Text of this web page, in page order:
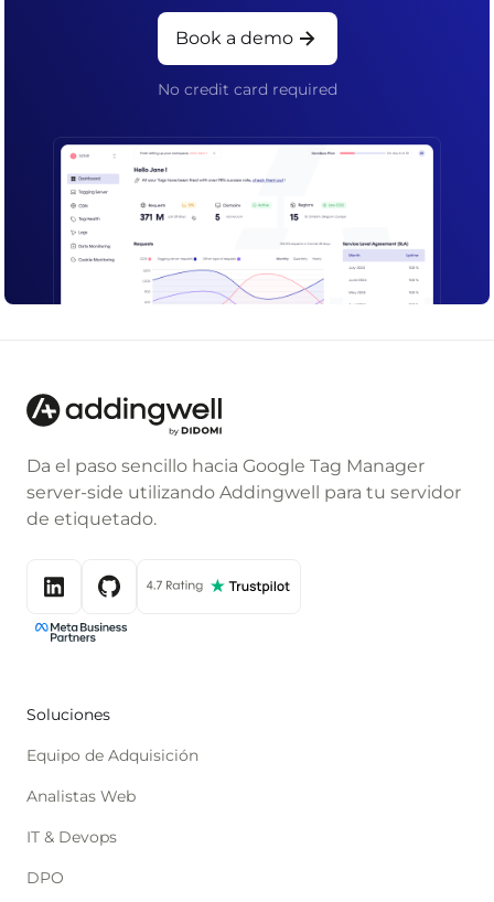
Book a demo
No credit card required
Da el paso sencillo hacia Google Tag Manager
server-side utilizando Addingwell para tu servidor
de etiquetado.
Soluciones
Equipo de Adquisición
Analistas Web
IT & Devops
DPO